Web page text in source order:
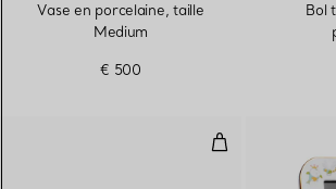
Vase en porcelaine, taille
Medium
€ 500
Bol
Tasse à thé et